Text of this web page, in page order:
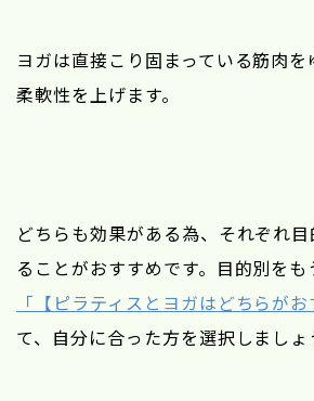
ヨガは直接こり固まっている筋肉
柔軟性を上げます。
どちらも効果がある為、それぞれ
ることがおすすめです。目的別を
「【ピラティスとヨガはどちらがお
て、自分に合った方を選択しましょ